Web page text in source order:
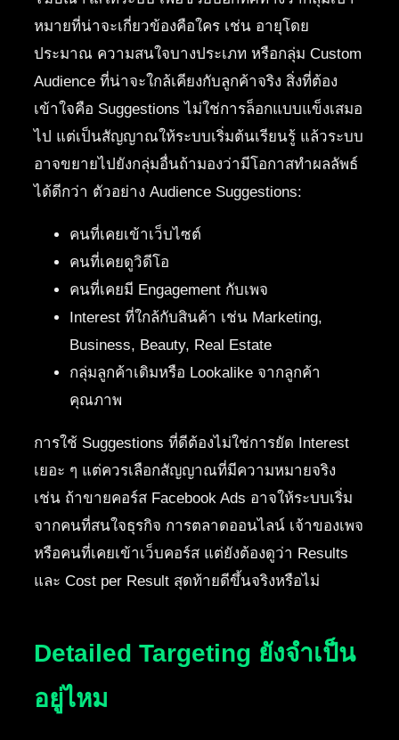
หมายที่น่าจะเกี่ยวข้องคือใคร เช่น อายุโดย
ประมาณ ความสนใจบางประเภท หรือกลุ่ม Custom
Audience ที่น่าจะใกล้เคียงกับลูกค้าจริง สิ่งที่ต้อง
เข้าใจคือ Suggestions ไม่ใช่การล็อกแบบแข็งเสมอ
ไป แต่เป็นสัญญาณให้ระบบเริ่มต้นเรียนรู้ แล้วระบบ
อาจขยายไปยังกลุ่มอื่นถ้ามองว่ามีโอกาสทำผลลัพธ์
ได้ดีกว่า ตัวอย่าง Audience Suggestions:
คนที่เคยเข้าเว็บไซต์
คนที่เคยดูวิดีโอ
คนที่เคยมี Engagement กับเพจ
Interest ที่ใกล้กับสินค้า เช่น Marketing,
Business, Beauty, Real Estate
กลุ่มลูกค้าเดิมหรือ Lookalike จากลูกค้า
คุณภาพ
การใช้ Suggestions ที่ดีต้องไม่ใช่การยัด Interest
เยอะ ๆ แต่ควรเลือกสัญญาณที่มีความหมายจริง
เช่น ถ้าขายคอร์ส Facebook Ads อาจให้ระบบเริ่ม
จากคนที่สนใจธุรกิจ การตลาดออนไลน์ เจ้าของเพจ
หรือคนที่เคยเข้าเว็บคอร์ส แต่ยังต้องดูว่า Results
และ Cost per Result สุดท้ายดีขึ้นจริงหรือไม่
Detailed Targeting ยังจำเป็น
อยู่ไหม